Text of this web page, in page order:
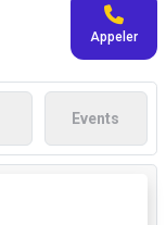
Appeler
Events